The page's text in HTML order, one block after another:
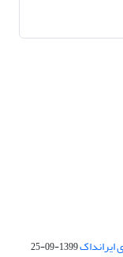
1399-09-25